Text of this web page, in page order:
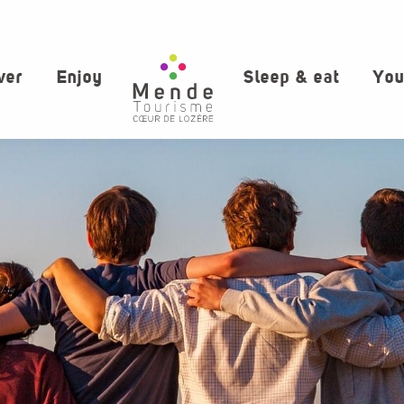
Enjoy Sleep & eat